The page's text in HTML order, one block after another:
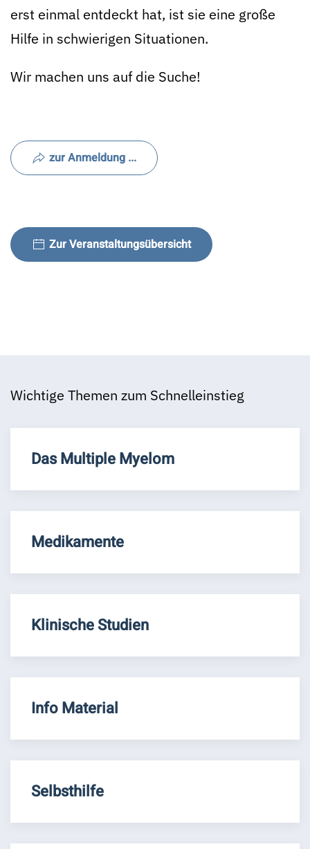
erst einmal entdeckt hat, ist sie eine große
Hilfe in schwierigen Situationen.
Wir machen uns auf die Suche!
zur Anmeldung ...
Zur Veranstaltungsübersicht
Wichtige Themen zum Schnelleinstieg
Das Multiple Myelom
Medikamente
Klinische Studien
Info Material
Selbsthilfe